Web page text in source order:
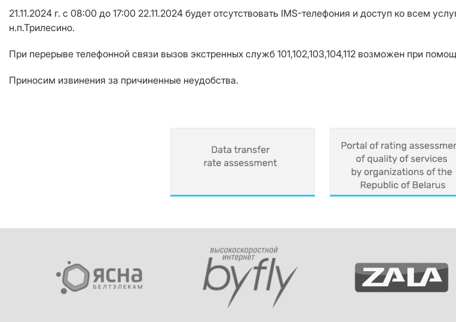
21.11.2024 г. с 08:00 до 17:00 22.11.2024 будет отсутствовать IMS-телефония и доступ ко всем
н.п.Трилесино.
При перерыве телефонной связи вызов экстренных служб 101,102,103,104,112 возможен при
Приносим извинения за причиненные неудобства.